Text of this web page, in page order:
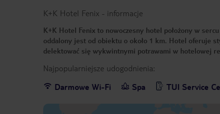
K+K Hotel Fenix - informacje
K+K Hotel Fenix to nowoczesny hotel położony w
oddalony jest od obiektu o około 1 km. Hotel oferuje
delektować się wykwintnymi potrawami w hotelowej
Najpopularniejsze udogodnienia:
Darmowe Wi-Fi
Spa TUI Service